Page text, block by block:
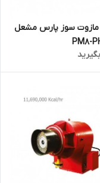
سوز پارس مشعل
PM8-